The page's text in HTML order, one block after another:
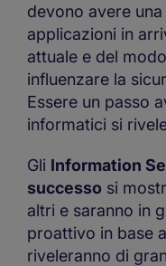
devono avere
applicazioni in
attuale e del
influenzare la
Essere un passo
informatici si
Gli Information
successo si
altri e saranno in
proattivo in base
riveleranno di